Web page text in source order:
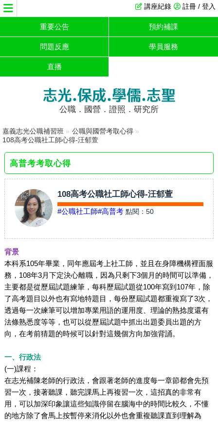
註冊 / 登入
講座紀錄
重要公告 預約補課
問題反應 學員服務
直播
志光.保成.學儒.志聖
公職．國營．證照．研究所
嘉義志光公職補習班 » 公職與國營考取心得 »
108高考公職社工師心得-汪郁萱
高普考考取心得
108高考公職社工師心得-汪郁萱
#公職社工師#高普考 點閱： 50
背景
本科系105年畢業，同年應屆考上社工師，並且在身障機構裡面服
務，108年3月下定決心離職，因為只剩下3個月的時間可以準備，
主要都是從歷屆試題練筆，每科歷屆試題從100年寫到107年，除
了高考題目以外也有寫地特題目，每份歷屆試題都重複寫了3次，
透過每一次練筆可以增加專業用語的運用度、理論的熟捻度還有
法條熟悉度等等，也可以從歷屆試題中抓出出題委員出題的方
向，在考前猜題的時候可以針對這幾個方向加強背誦。
一、行政法
(一)課程：
在志光補陳老師的行政法，會跟著老師的進度每一章節都會先預
習一次，接著聽課，聽完課馬上再複習一次，這招真的非常有
用，可以加深印象讓這些知識停留在腦海中的時間比較久，不懂
的地方除了會馬上按暫停來消化以外也會重複聽課直到理解為